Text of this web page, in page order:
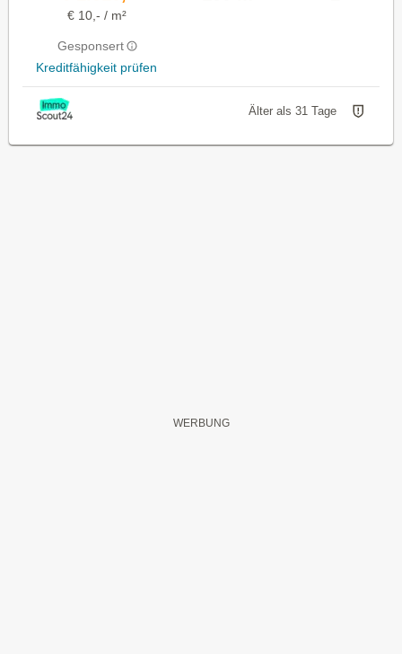
€ 10,- / m²
Gesponsert
Kreditfähigkeit prüfen
Älter als 31 Tage